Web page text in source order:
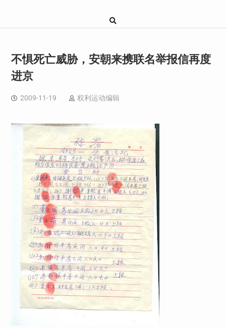
不惧死亡威胁，安朝来携联名举报信再度
进京
2009-11-19 权利运动编辑